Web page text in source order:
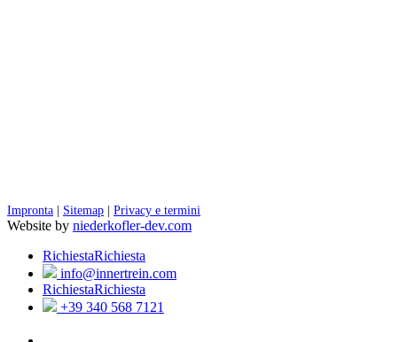
Impronta | Sitemap | Privacy e termini
Website by niederkofler-dev.com
RichiestaRichiesta
info@innertrein.com
RichiestaRichiesta
+39 340 568 7121